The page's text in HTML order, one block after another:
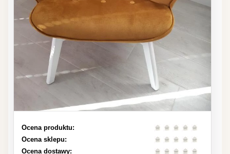
Ocena produktu:
Ocena sklepu:
Ocena dostawy: